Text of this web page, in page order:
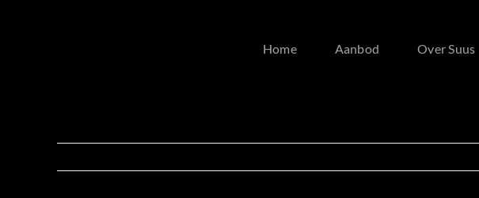
Home Aanbod Over Suus